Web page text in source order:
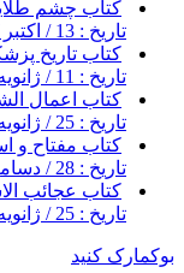
کتاب چشم
تاریخ : 13 / اکتبر / 2016
کتاب تاریخ
تاریخ : 11 / ژانویه / 2017
کتاب اعمال
تاریخ : 25 / ژانویه / 2017
کتاب مفتاح و
تاریخ : 28 / دسامبر / 2016
کتاب عجائب
تاریخ : 25 / ژانویه / 2017
بوکمارک کنید